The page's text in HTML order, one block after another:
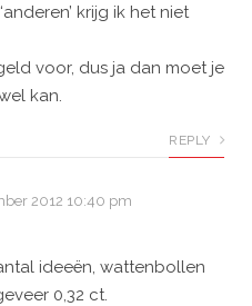
krijg ik het niet
voor, dus ja dan moet je
kan.
REPLY
2012 10:40 pm
ideeën, wattenbollen
0,32 ct.